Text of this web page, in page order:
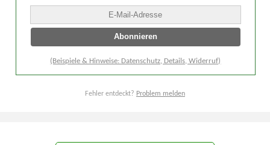
(Beispiele & Hinweise: Datenschutz, Details, Widerruf)
Fehler entdeckt? Problem melden